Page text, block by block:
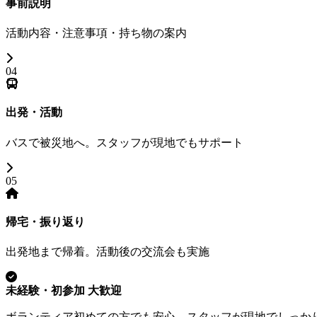
事前説明
活動内容・注意事項・持ち物の案内
04
出発・活動
バスで被災地へ。スタッフが現地でもサポート
05
帰宅・振り返り
出発地まで帰着。活動後の交流会も実施
未経験・初参加 大歓迎